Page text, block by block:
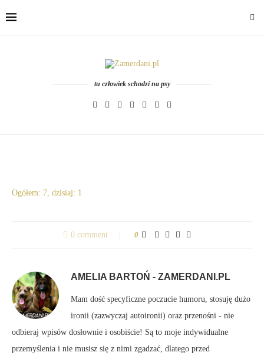
tu człowiek schodzi na psy
Ogółem: 7, dzisiaj: 1
0 comment 0
AMELIA BARTOŃ - ZAMERDANI.PL
Mam dość specyficzne poczucie humoru, stosuję dużo
ironii (zazwyczaj autoironii) oraz przenośni - nie
odbieraj wpisów dosłownie i osobiście! Są to moje indywidualne
przemyślenia i nie musisz się z nimi zgadzać, dlatego przed